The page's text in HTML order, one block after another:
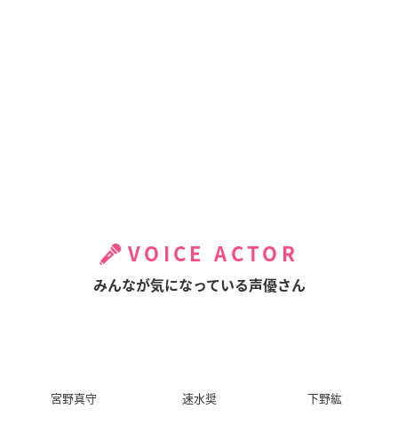
VOICE ACTOR
みんなが気になっている声優さん
宮野真守 速水奨 下野紘